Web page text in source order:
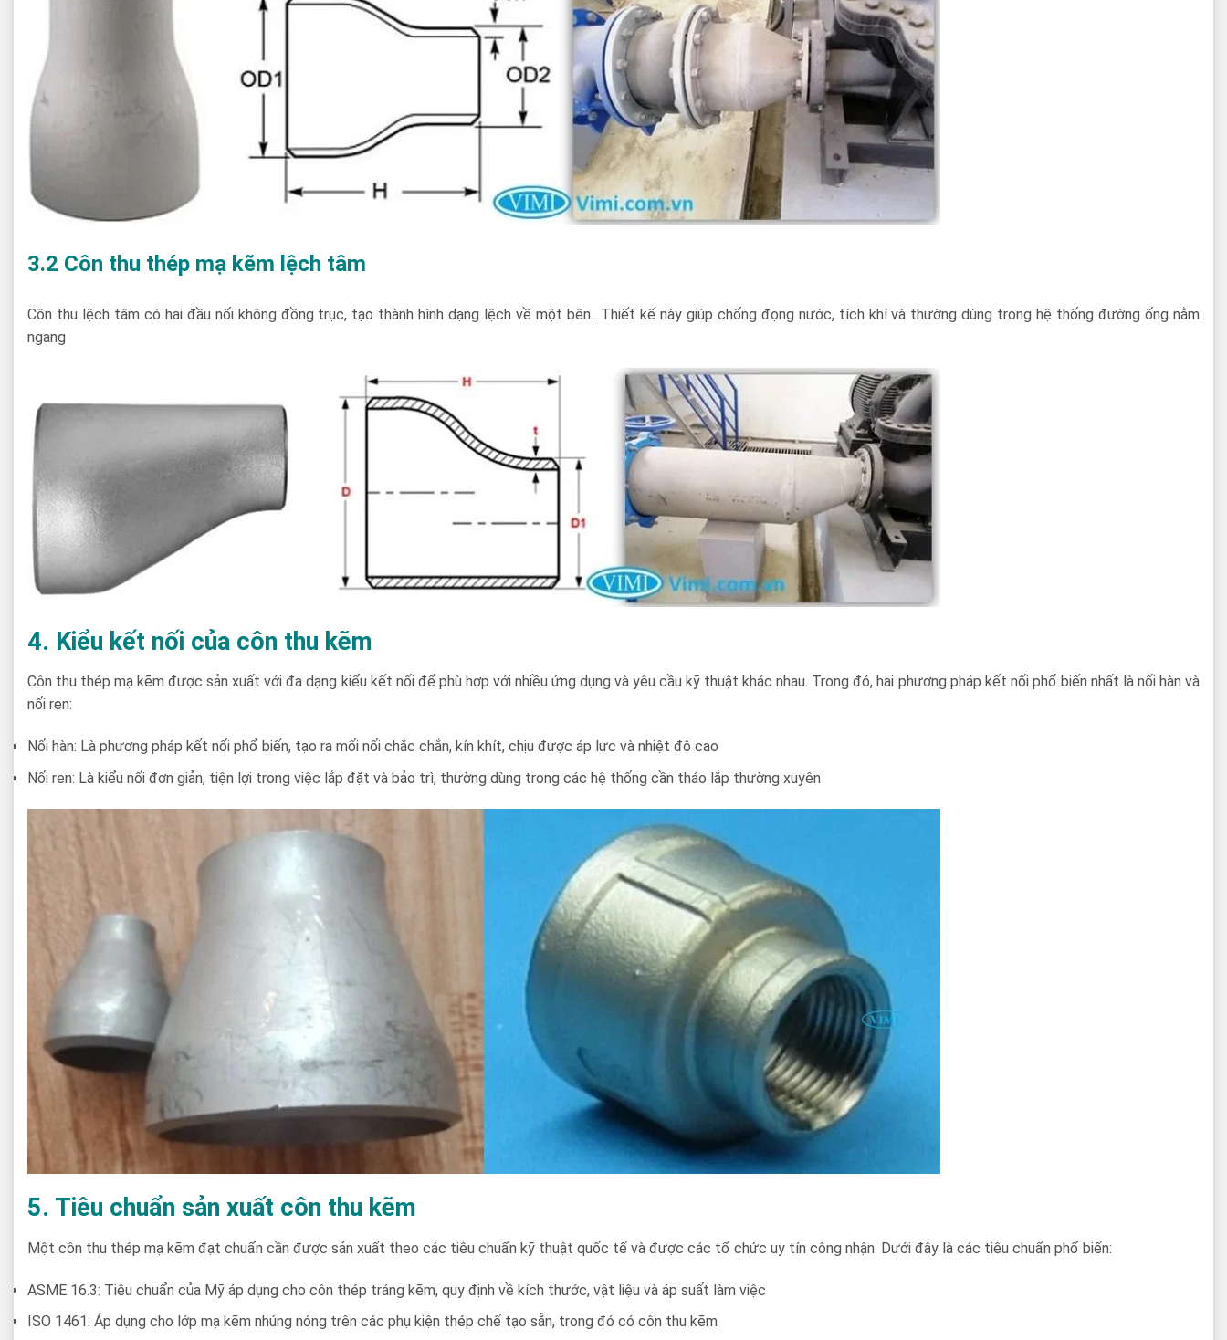
3.2 Côn thu thép mạ kẽm lệch tâm
Côn thu lệch tâm có hai đầu nối không đồng trục, tạo thành hình dạng lệch về một bên.. Thiết kế này giúp chống đọng nước, tích khí và thường dùng trong hệ thống đường ống nằm
ngang
4. Kiểu kết nối của côn thu kẽm
Côn thu thép mạ kẽm được sản xuất với đa dạng kiểu kết nối để phù hợp với nhiều ứng dụng và yêu cầu kỹ thuật khác nhau. Trong đó, hai phương pháp kết nối phổ biến nhất là nối hàn và
nối ren:
Nối hàn: Là phương pháp kết nối phổ biến, tạo ra mối nối chắc chắn, kín khít, chịu được áp lực và nhiệt độ cao
Nối ren: Là kiểu nối đơn giản, tiện lợi trong việc lắp đặt và bảo trì, thường dùng trong các hệ thống cần tháo lắp thường xuyên
5. Tiêu chuẩn sản xuất côn thu kẽm
Một côn thu thép mạ kẽm đạt chuẩn cần được sản xuất theo các tiêu chuẩn kỹ thuật quốc tế và được các tổ chức uy tín công nhận. Dưới đây là các tiêu chuẩn phổ biến:
ASME 16.3: Tiêu chuẩn của Mỹ áp dụng cho côn thép tráng kẽm, quy định về kích thước, vật liệu và áp suất làm việc
ISO 1461: Áp dụng cho lớp mạ kẽm nhúng nóng trên các phụ kiện thép chế tạo sẵn, trong đó có côn thu kẽm